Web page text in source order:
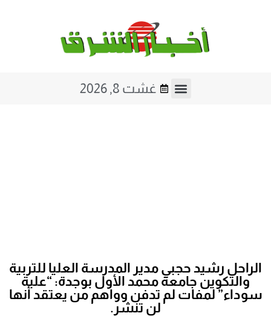
غشت 8, 2026
الراحل رشيد حجبي مدير المدرسة العليا للتربية
والتكوين جامعة محمد الأول بوجدة: “علبة
سوداء” لمفات لم تدفن وواهم من يعتقد أنها
لن تنشر.